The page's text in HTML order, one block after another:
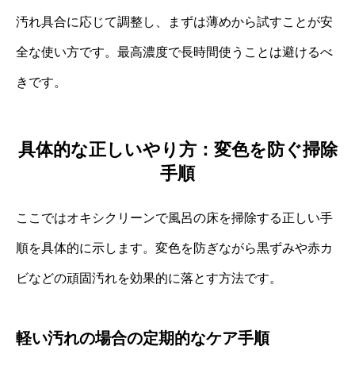
汚れ具合に応じて調整し、まずは薄めから試すことが安
全な使い方です。最高濃度で長時間使うことは避けるべ
きです。
具体的な正しいやり方：変色を防ぐ掃除
手順
ここではオキシクリーンで風呂の床を掃除する正しい手
順を具体的に示します。変色を防ぎながら黒ずみや赤カ
ビなどの頑固汚れを効果的に落とす方法です。
軽い汚れの場合の定期的なケア手順